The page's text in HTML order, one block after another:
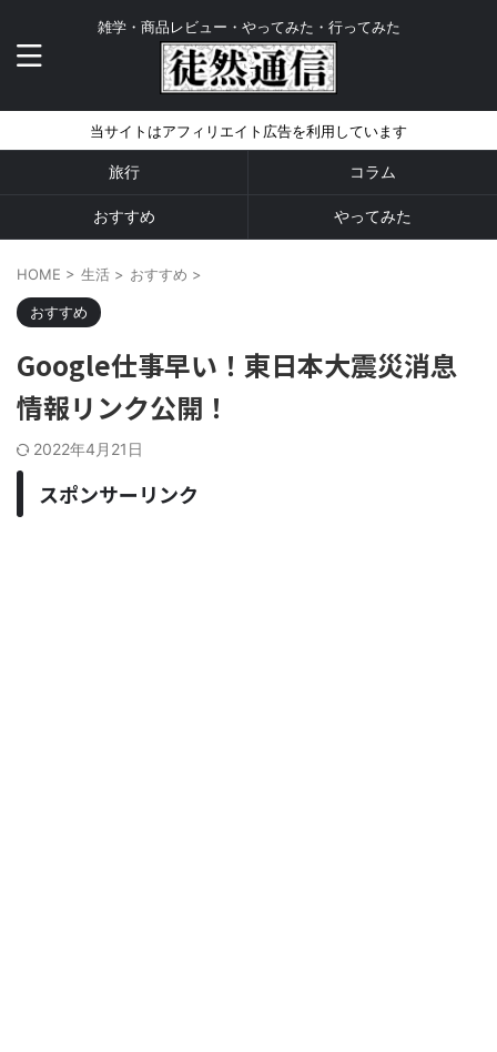
雑学・商品レビュー・やってみた・行ってみた
当サイトはアフィリエイト広告を利用しています
旅行 コラム
おすすめ やってみた
HOME > 生活 > おすすめ >
おすすめ
Google仕事早い！東日本大震災消息
情報リンク公開！
2022年4月21日
スポンサーリンク